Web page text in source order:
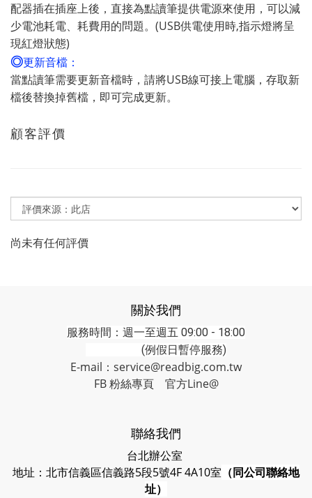
配器插在插座上後， 直接為點讀筆提供電源來使用 ， 可以減
少電池耗電、耗費用的問題。(USB供電使用時,指示燈將呈
現紅燈狀態)
◎更新音檔：
當點讀筆需要更新音檔時，請將USB線可接上電腦 ，存取新
檔後替換掉舊檔，即可完成更新。
顧客評價
尚未有任何評價
關於我們
服務時間：週一至週五 09:00 - 18:00
(例假日暫停服務)
E-mail：service@readbig.com.tw
FB 粉絲專頁
官方Line@
聯絡我們
台北辦公室
地址：北市信義區信義路5段5號4F 4A10室 （同公司聯絡地
址）